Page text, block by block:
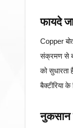
फायदे
Copper
संक्रमण से
को
बैक्टीरिया
नुकसान